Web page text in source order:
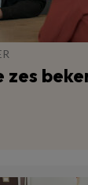
zes